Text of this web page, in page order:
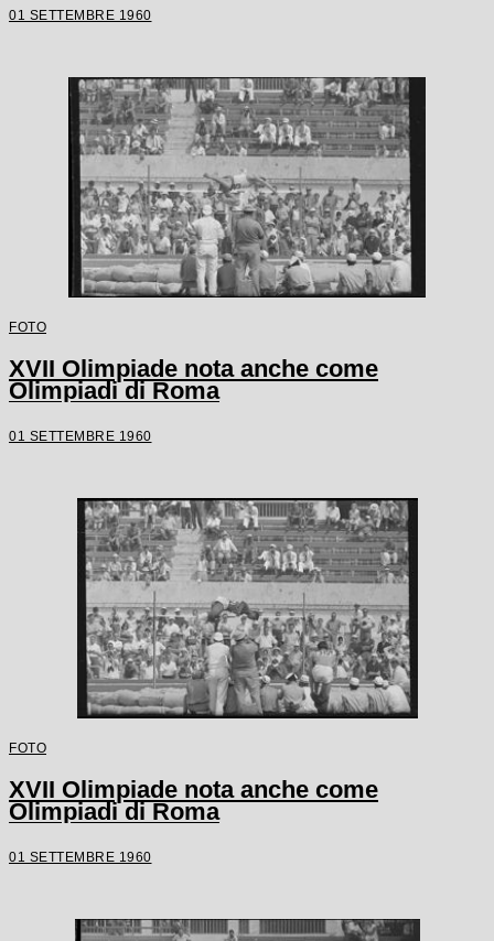
01 SETTEMBRE 1960
FOTO
XVII Olimpiade nota anche come
Olimpiadi di Roma
01 SETTEMBRE 1960
FOTO
XVII Olimpiade nota anche come
Olimpiadi di Roma
01 SETTEMBRE 1960